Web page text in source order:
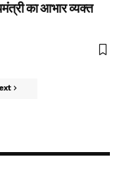
का आभार व्यक्त